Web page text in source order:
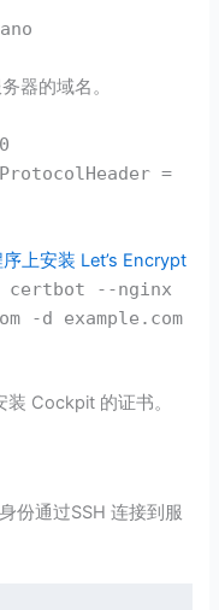
器的域名。
=
上安装 Let’s Encrypt
certbot --nginx
-d example.com
Cockpit 的证书。
份通过SSH 连接到服